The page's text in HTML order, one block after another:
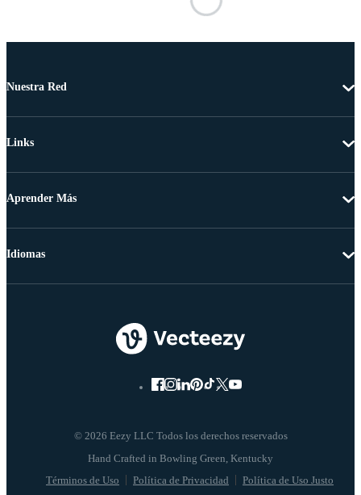
Nuestra Red
Links
Aprender Más
© 2026 Eezy LLC Todos los derechos reservados
Términos de Uso Política de Privacidad Política de Uso Justo
Idiomas